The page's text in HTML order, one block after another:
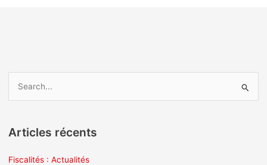
h
Articles récents
Fiscalités : Actualités